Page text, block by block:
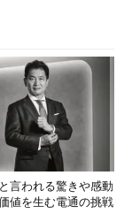
を残すように設定
グに残らないよう
が起こった場合の
カウントを使っ
。
メニューの［管理
起動する。そし
言われる驚きや感動
値を生む電通の挑戦